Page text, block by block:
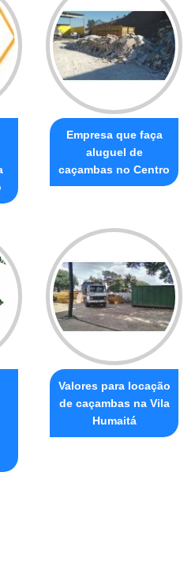
Empresa que faça
aluguel de
caçambas no Centro
Valores para locação
de caçambas na Vila
Humaitá